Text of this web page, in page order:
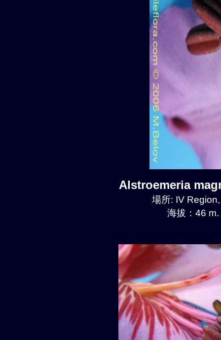
Alstroemeria
場所: IV
海拔：46